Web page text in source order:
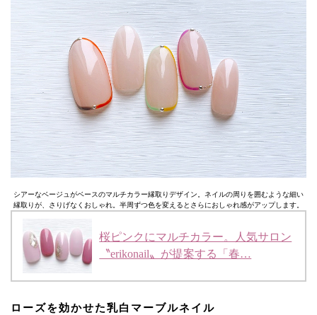
シアーなベージュがベースのマルチカラー縁取りデザイン。ネイルの周りを囲むような細い
縁取りが、さりげなくおしゃれ。半周ずつ色を変えるとさらにおしゃれ感がアップします。
桜ピンクにマルチカラー。人気サロン
〝erikonail〟が提案する「春…
ローズを効かせた乳白マーブルネイル